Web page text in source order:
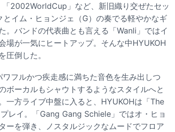
2002WorldCup」など、新旧織り交ぜたセッ
イム・ヒョンジェ（G）の奏でる軽やかなギ
。バンドの代表曲とも言える「Wanli」ではイ
場が一気にヒートアップ。そんな中HYUKOH
倒した。
フルかつ疾走感に満ちた音色を生み出しつ
ボーカルもシャウトするようなスタイルへと
一方ライブ中盤に入ると、HYUKOHは「The
レイ。「Gang Gang Schiele」ではオ・ヒョ
ーを弾き、ノスタルジックなムードでフロア